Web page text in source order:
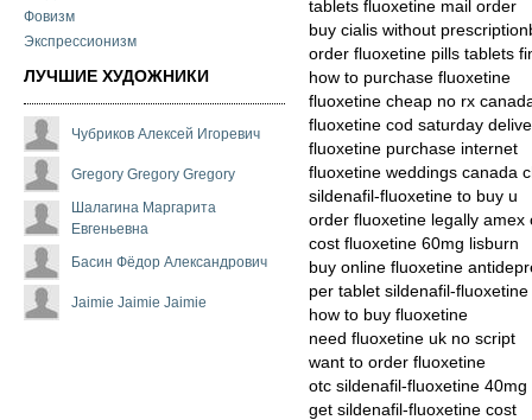
Фовизм
Экспрессионизм
ЛУЧШИЕ ХУДОЖНИКИ
Чубриков Алексей Игоревич
Gregory Gregory Gregory
Шалагина Маргарита
Евгеньевна
Басин Фёдор Александрович
Jaimie Jaimie Jaimie
tablets fluoxetine mail order
buy cialis without
order fluoxetine pills tablets
how to purchase fluoxetine
fluoxetine cheap no rx
fluoxetine cod saturday
fluoxetine purchase internet
fluoxetine weddings canada
sildenafil-fluoxetine to buy u
order fluoxetine legally amex
cost fluoxetine 60mg lisburn
buy online fluoxetine
per tablet sildenafil-
how to buy fluoxetine
need fluoxetine uk no script
want to order fluoxetine
otc sildenafil-fluoxetine 40mg
get sildenafil-fluoxetine cost